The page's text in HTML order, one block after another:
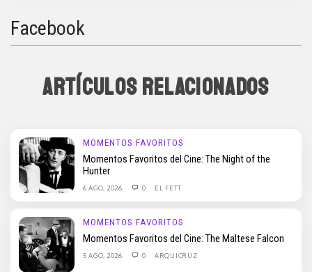
Facebook
ARTÍCULOS RELACIONADOS
MOMENTOS FAVORITOS
Momentos Favoritos del Cine: The Night of the
Hunter
6 AGO, 2026 0 EL FETT
MOMENTOS FAVORITOS
Momentos Favoritos del Cine: The Maltese Falcon
5 AGO, 2026 0 ARQUICRUZ